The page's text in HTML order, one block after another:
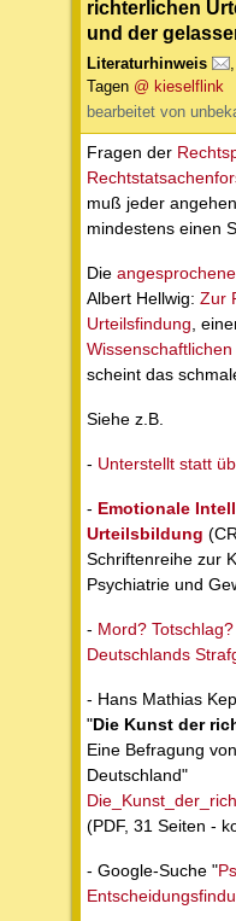
richterlichen
und der
Literaturhinweis ,
Tagen @ kieselflink
bearbeitet von
Fragen der
muß jeder
mindestens einen
Die
Albert Hellwig: Zur
Urteilsfindung,
scheint das
Siehe z.B.
- Unterstellt statt
- Emotionale
Urteilsbildung
Schriftenreihe zur
Psychiatrie und
- Mord?
Deutschlands
- Hans Mathias
"Die Kunst der
Eine Befragung
Deutschland"
(PDF, 31 Seiten -
- Google-Suche "